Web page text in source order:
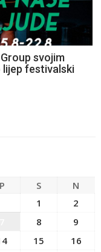
svojim
lijep festivalski
P S
N
1
2
8
9
15
16